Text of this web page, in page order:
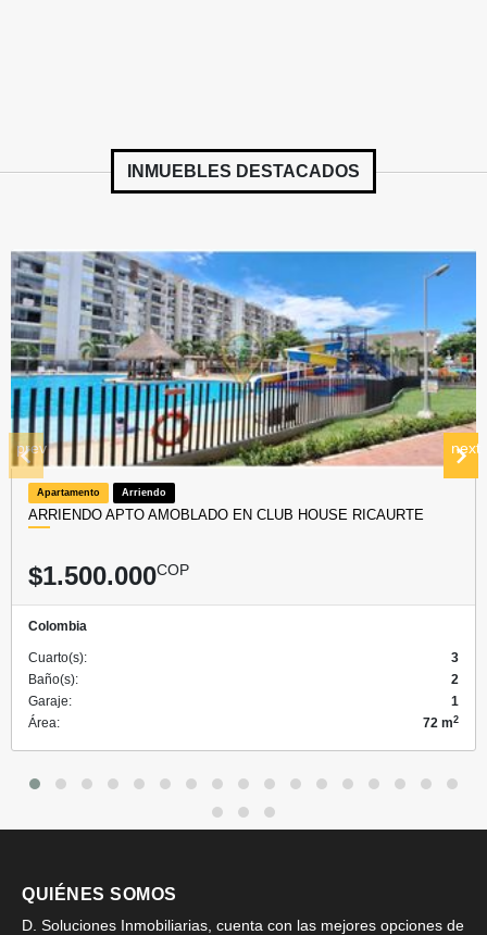
INMUEBLES DESTACADOS
Apartamento Arriendo
ARRIENDO APTO AMOBLADO EN CLUB HOUSE RICAURTE
$1.500.000COP
Colombia
Cuarto(s):
3
Baño(s):
2
Garaje:
1
Área:
72 m2
prev next
QUIÉNES SOMOS
D. Soluciones Inmobiliarias, cuenta con las mejores opciones de